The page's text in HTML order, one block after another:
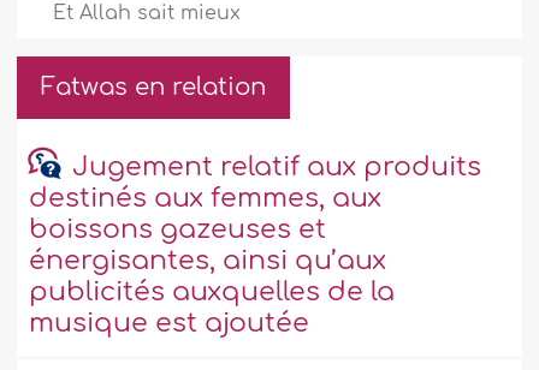
Et Allah sait mieux
Fatwas en relation
Jugement relatif aux produits
destinés aux femmes, aux
boissons gazeuses et
énergisantes, ainsi qu’aux
publicités auxquelles de la
musique est ajoutée